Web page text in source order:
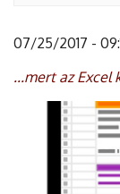
07/25/2017 -
...mert az Excel